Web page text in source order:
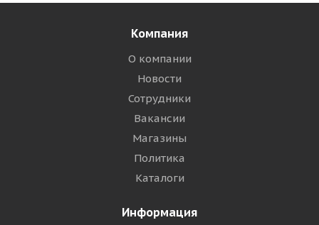
Компания
О компании
Новости
Сотрудники
Вакансии
Магазины
Политика
Каталоги
Информация